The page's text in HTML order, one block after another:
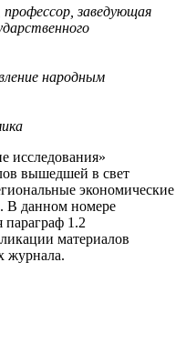
заведующая
народным
исследования»
вышедшей в свет
экономические
В данном номере
параграф 1.2
материалов
журнала.